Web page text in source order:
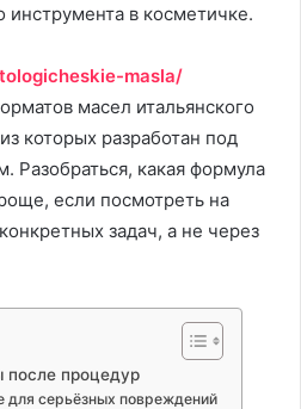
инструмента в косметичке.
masla/
масел итальянского
которых разработан под
Разобраться, какая формула
если посмотреть на
задач, а не через
после процедур
для серьёзных повреждений